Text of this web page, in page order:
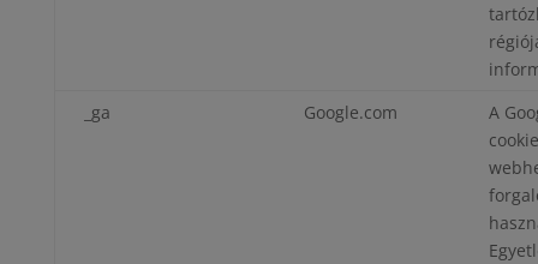
_ga
Google.com
A